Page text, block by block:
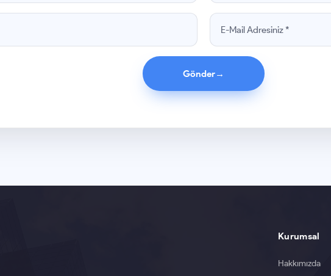
Gönder→
Kurumsal
Hakkımızda